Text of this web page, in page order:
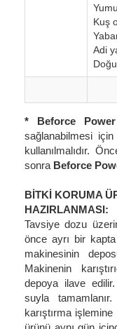
Kuş
Adi
* Beforce Power
sağlanabilmesi için
kullanılmalıdır.
sonra Beforce
BİTKİ KORUMA
HAZIRLANMASI:
Tavsiye dozu
önce ayrı bir
makinesinin
Makinenin
depoya ilave
suyla
karıştırma